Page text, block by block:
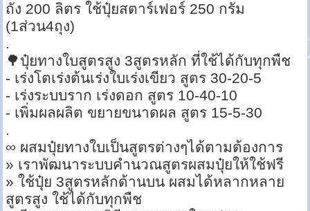
ถัง 200 ลิตร ใช้ปุ๋ยสตาร์เฟอร์ 250 กรัม
(1ส่วน4ถุง)
.
🌳ปุ๋ยทางใบสูตรสูง 3สูตรหลัก ที่ใช้ได้กับทุกพืช
- เร่งโตเร่งต้นเร่งใบเร่งเขียว สูตร 30-20-5
- เร่งระบบราก เร่งดอก สูตร 10-40-10
- เพิ่มผลผลิต ขยายขนาดผล สูตร 15-5-30
.
∞ ผสมปุ๋ยทางใบเป็นสูตรต่างๆได้ตามต้องการ
» เราพัฒนาระบบคำนวณสูตรผสมปุ๋ยให้ใช้ฟรี
» ใช้ปุ๋ย 3สูตรหลักด้านบน ผสมได้หลากหลาย
สูตรสูง ใช้ได้กับทุกพืช